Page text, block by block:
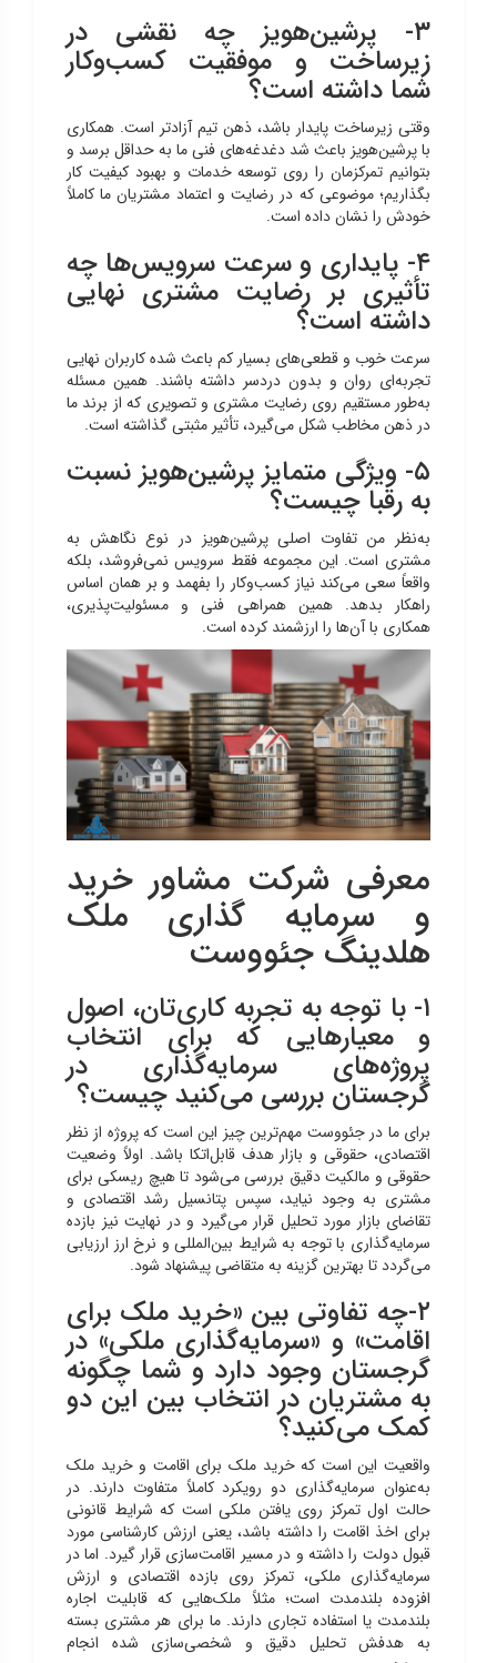
۳- پرشین‌هویز چه نقشی در
زیرساخت و موفقیت کسب‌وکار
شما داشته است؟
وقتی زیرساخت پایدار باشد، ذهن تیم آزادتر است. همکاری
با پرشین‌هویز باعث شد دغدغه‌های فنی ما به حداقل برسد و
بتوانیم تمرکزمان را روی توسعه خدمات و بهبود کیفیت کار
بگذاریم؛ موضوعی که در رضایت و اعتماد مشتریان ما کاملاً
خودش را نشان داده است.
۴- پایداری و سرعت سرویس‌ها چه
تأثیری بر رضایت مشتری نهایی
داشته است؟
سرعت خوب و قطعی‌های بسیار کم باعث شده کاربران نهایی
تجربه‌ای روان و بدون دردسر داشته باشند. همین مسئله
به‌طور مستقیم روی رضایت مشتری و تصویری که از برند ما
در ذهن مخاطب شکل می‌گیرد، تأثیر مثبتی گذاشته است.
۵- ویژگی متمایز پرشین‌هویز نسبت
به رقبا چیست؟
به‌نظر من تفاوت اصلی پرشین‌هویز در نوع نگاهش به
مشتری است. این مجموعه فقط سرویس نمی‌فروشد، بلکه
واقعاً سعی می‌کند نیاز کسب‌وکار را بفهمد و بر همان اساس
راهکار بدهد. همین همراهی فنی و مسئولیت‌پذیری،
همکاری با آن‌ها را ارزشمند کرده است.
معرفی شرکت مشاور خرید
و سرمایه گذاری ملک
هلدینگ جئووست
۱- با توجه به تجربه‌ کاری‌تان، اصول
و معیارهایی که برای انتخاب
پروژه‌های سرمایه‌گذاری در
گرجستان بررسی می‌کنید چیست؟
برای ما در جئووست مهم‌ترین چیز این است که پروژه از نظر
اقتصادی، حقوقی و بازار هدف قابل‌اتکا باشد. اولاً وضعیت
حقوقی و مالکیت دقیق بررسی می‌شود تا هیچ ریسکی برای
مشتری به وجود نیاید، سپس پتانسیل رشد اقتصادی و
تقاضای بازار مورد تحلیل قرار می‌گیرد و در نهایت نیز بازده
سرمایه‌گذاری با توجه به شرایط بین‌المللی و نرخ ارز ارزیابی
می‌گردد تا بهترین گزینه به متقاضی پیشنهاد شود.
۲-چه تفاوتی بین «خرید ملک برای
اقامت» و «سرمایه‌گذاری ملکی» در
گرجستان وجود دارد و شما چگونه
به مشتریان در انتخاب بین این دو
کمک می‌کنید؟
واقعیت این است که خرید ملک برای اقامت و خرید ملک
به‌عنوان سرمایه‌گذاری دو رویکرد کاملاً متفاوت دارند. در
حالت اول تمرکز روی یافتن ملکی است که شرایط قانونی
برای اخذ اقامت را داشته باشد، یعنی ارزش کارشناسی مورد
قبول دولت را داشته و در مسیر اقامت‌سازی قرار گیرد. اما در
سرمایه‌گذاری ملکی، تمرکز روی بازده اقتصادی و ارزش
افزوده بلندمدت است؛ مثلاً ملک‌هایی که قابلیت اجاره
بلندمدت یا استفاده تجاری دارند. ما برای هر مشتری بسته
به هدفش تحلیل دقیق و شخصی‌سازی شده انجام